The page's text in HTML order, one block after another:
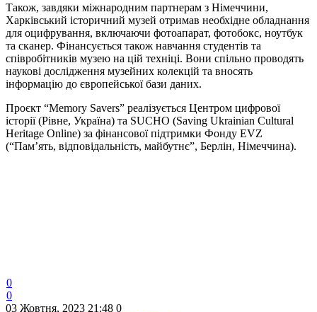
Також, завдяки міжнародним партнерам з Німеччини,
Харківський історичний музей отримав необхідне обладнання
для оцифрування, включаючи фотоапарат, фотобокс, ноутбук
та сканер. Фінансується також навчання студентів та
співробітників музею на цій техніці. Вони спільно проводять
наукові дослідження музейних колекцій та вносять
інформацію до європейської бази даних.
Проєкт “Memory Savers” реалізується Центром цифрової
історії (Рівне, Україна) та SUCHO (Saving Ukrainian Cultural
Heritage Online) за фінансової підтримки Фонду EVZ
(“Пам’ять, відповідальність, майбутнє”, Берлін, Німеччина).
0
0
03 Жовтня, 2023 21:48 0